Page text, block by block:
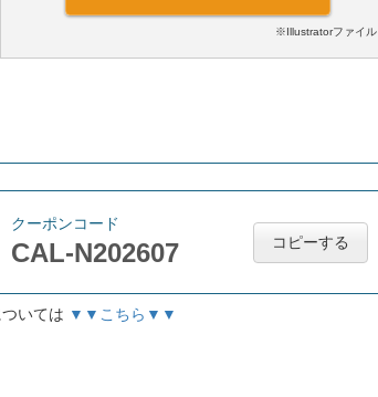
※Illustratorファイル
クーポンコード
CAL-N202607 コピーする
いては ▼▼こちら▼▼